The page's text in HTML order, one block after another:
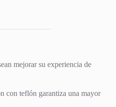
mejorar su experiencia de
con teflón garantiza una mayor